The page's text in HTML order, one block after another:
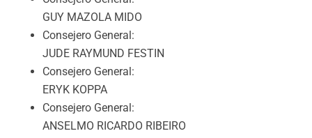
GUY MAZOLA MIDO
Consejero General:
JUDE RAYMUND FESTIN
Consejero General:
ERYK KOPPA
Consejero General:
ANSELMO RICARDO RIBEIRO